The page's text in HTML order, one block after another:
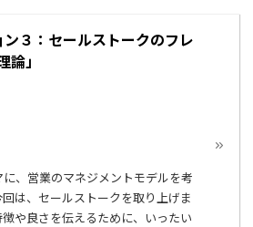
３：セールストークのフレ
」
に、営業のマネジメントモデルを考
は、セールストークを取り上げま
や良さを伝えるために、いったい